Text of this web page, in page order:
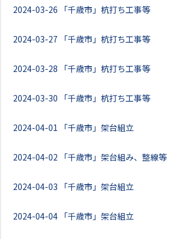
2024-03-26 「千歳市」杭打ち工事等
2024-03-27 「千歳市」杭打ち工事等
2024-03-28 「千歳市」杭打ち工事等
2024-03-30 「千歳市」杭打ち工事等
2024-04-01 「千歳市」架台組立
2024-04-02 「千歳市」架台組み、整線等
2024-04-03 「千歳市」架台組立
2024-04-04 「千歳市」架台組立